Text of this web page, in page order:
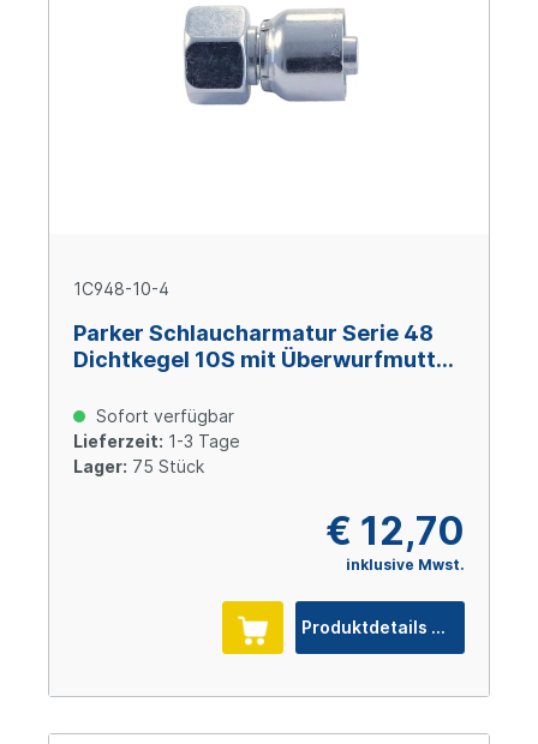
1C948-10-4
Parker Schlaucharmatur Serie 48
Dichtkegel 10S mit Überwurfmutter
Stahl verzinkt Cr(VI)-frei
Sofort verfügbar
Lieferzeit: 1-3 Tage
Lager: 75 Stück
€ 12,70
inklusive Mwst.
Produktdetails